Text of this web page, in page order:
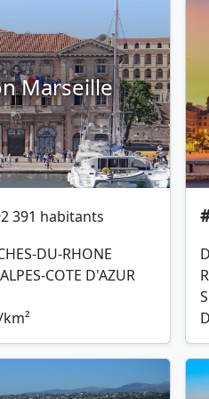
Marseille
391 habitants
DU-RHONE
COTE D'AZUR